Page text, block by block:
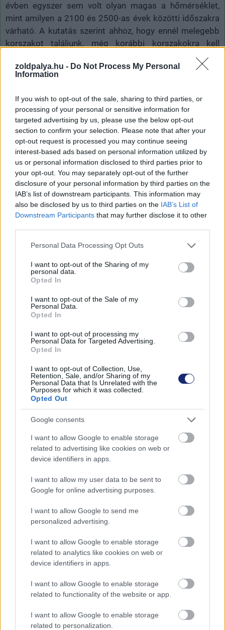
zoldpalya.hu - Do Not Process My Personal
Information
If you wish to opt-out of the sale, sharing to third parties, or
processing of your personal or sensitive information for
targeted advertising by us, please use the below opt-out
section to confirm your selection. Please note that after your
opt-out request is processed you may continue seeing
interest-based ads based on personal information utilized by
us or personal information disclosed to third parties prior to
your opt-out. You may separately opt-out of the further
disclosure of your personal information by third parties on the
IAB’s list of downstream participants. This information may
also be disclosed by us to third parties on the IAB’s List of
Downstream Participants that may further disclose it to other
Please note that this website/app uses one or more Google
not limited to your visit or usage behaviour. You may click to
grant or deny consent to Google and its third-party tags to
use your data for below specified purposes in below Google
consent section.
Personal Data Processing Opt Outs
I want to opt-out of the Sharing of my
personal data.
Opted In
I want to opt-out of the Sale of my
Personal Data.
Opted In
I want to opt-out of processing my
Personal Data for Targeted Advertising.
Opted In
I want to opt-out of Collection, Use,
Retention, Sale, and/or Sharing of my
Personal Data that Is Unrelated with the
Purposes for which it was collected.
Opted Out
Google consents
I want to allow Google to enable storage
related to advertising like cookies on web or
device identifiers in apps.
I want to allow my user data to be sent to
Google for online advertising purposes.
I want to allow Google to send me
personalized advertising.
I want to allow Google to enable storage
related to analytics like cookies on web or
device identifiers in apps.
I want to allow Google to enable storage
related to functionality of the website or app.
I want to allow Google to enable storage
related to personalization.
évben egyszer sem volt olyan magas a hőmérséklet,
mint amilyen a 2100 és 2500-as évek közötti időszakra
várható. A kutatás szerint ahhoz, hogy ennél melegebb
korszakot találjunk, még korábbi korszakokra kell
visszalépnünk a bolygó történetében. A legvalószínűbb,
hogy a kérdéses időszakhoz hasonló forró periódusa
Címkék: #globális felmelegedés
#szén-dioxid kibocsátás
#fanerozoikum
Egy kínai járműgyártó
elkészítette a saját
„Cybertruckját”
Zöldpálya.hu | 2024 szeptember 23. 20:31
A Changan Nevo E07 nevű pickup egy angol
Kína kíméletlen tempót diktál már évek óta az EV-k
piacán. A versenytársak szerint állami támogatásokból
gründolt olcsó modellekre építő üzletpolitika úgy tűnik,
meghozhatja a remélt hasznot, bár ennek hatására az
USA és Kanada után az EU is védővámokat készül
bevezetni a közeljövőben. Ugyan ennek kapcsán kerül
mostanában Kína leggyakrabban a kapcsolódó
járműiparában.
ami formavilágában meglehetősen hasonít a Tesla
Cybertruckjára. A Wheelsboy nevű autós tematikájú
impozáns epigont, ami az angol nyelvű videós
tartalmakat gyártó oldal szerint bizonyos funkciók